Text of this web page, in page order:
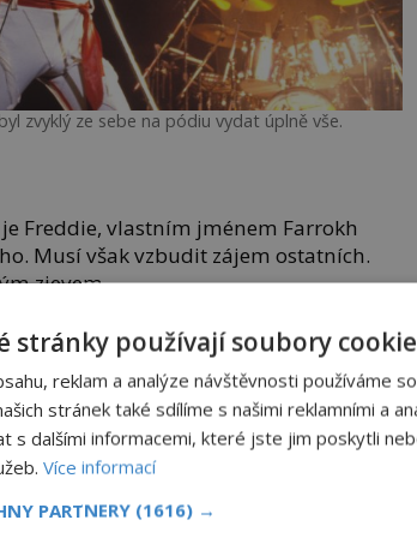
zvyklý ze sebe na pódiu vydat úplně vše.
Freddie, vlastním jménem Farrokh
Musí však vzbudit zájem ostatních.
zjevem.
hnízdo na hlavě a obrovský
něj stane jeden z nejlepších zpěváků
prchlivý mladík zkouší své štěstí v
se však seznámí s kytaristou
bubeníkemRogerem Taylorem
otvírají dveře.
stránky používají soubory
reklam a analýze návštěvnosti používáme
stránek také sdílíme s našimi reklamními a
s dalšími informacemi, které jste jim poskytli
Více informací
PARTNERY (1616) →